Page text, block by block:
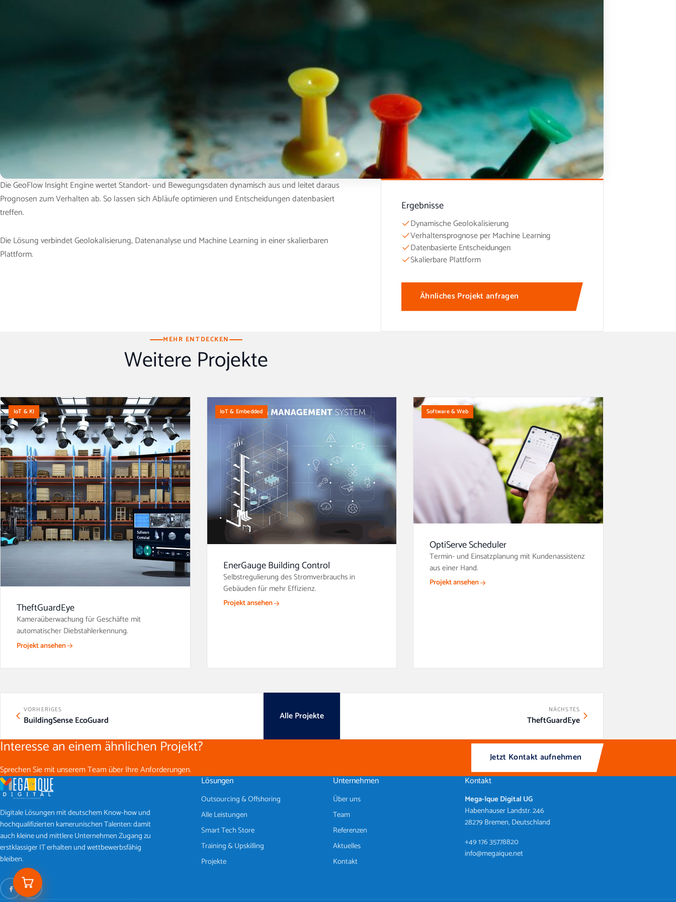
Die GeoFlow Insight Engine wertet Standort- und Bewegungsdaten dynamisch aus und leitet daraus
Prognosen zum Verhalten ab. So lassen sich Abläufe optimieren und Entscheidungen datenbasiert
treffen.
Die Lösung verbindet Geolokalisierung, Datenanalyse und Machine Learning in einer skalierbaren
Plattform.
Ergebnisse
Dynamische Geolokalisierung
Verhaltensprognose per Machine Learning
Datenbasierte Entscheidungen
Skalierbare Plattform
Ähnliches Projekt anfragen
MEHR ENTDECKEN
Weitere Projekte
IoT & KI
TheftGuardEye
Kameraüberwachung für Geschäfte mit
automatischer Diebstahlerkennung.
Projekt ansehen
IoT & Embedded
EnerGauge Building Control
Selbstregulierung des Stromverbrauchs in
Gebäuden für mehr Effizienz.
Projekt ansehen
Software & Web
OptiServe Scheduler
Termin- und Einsatzplanung mit Kundenassistenz
aus einer Hand.
Projekt ansehen
VORHERIGES
BuildingSense EcoGuard Alle Projekte NÄCHSTES
TheftGuardEye
Interesse an einem ähnlichen Projekt?
Sprechen Sie mit unserem Team über Ihre Anforderungen.
Jetzt Kontakt aufnehmen
Digitale Lösungen mit deutschem Know-how und
hochqualifizierten kamerunischen Talenten: damit
auch kleine und mittlere Unternehmen Zugang zu
erstklassiger IT erhalten und wettbewerbsfähig
bleiben.
Lösungen
Outsourcing & Offshoring
Alle Leistungen
Smart Tech Store
Training & Upskilling
Projekte
Unternehmen
Über uns
Team
Referenzen
Aktuelles
Kontakt
Kontakt
Mega-Ique Digital UG
Habenhauser Landstr. 246
28279 Bremen, Deutschland
+49 176 35778820
info@megaique.net